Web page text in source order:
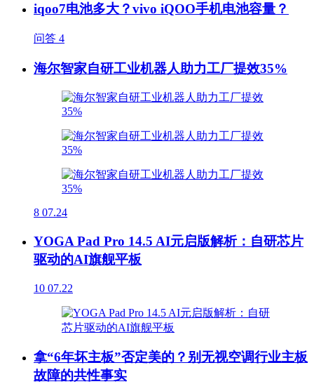
iqoo7电池多大？vivo iQOO手机电池容量？
问答 4
海尔智家自研工业机器人助力工厂提效35%
8 07.24
YOGA Pad Pro 14.5 AI元启版解析：自研芯片
驱动的AI旗舰平板
10 07.22
拿“6年坏主板”否定美的？别无视空调行业主板
故障的共性事实